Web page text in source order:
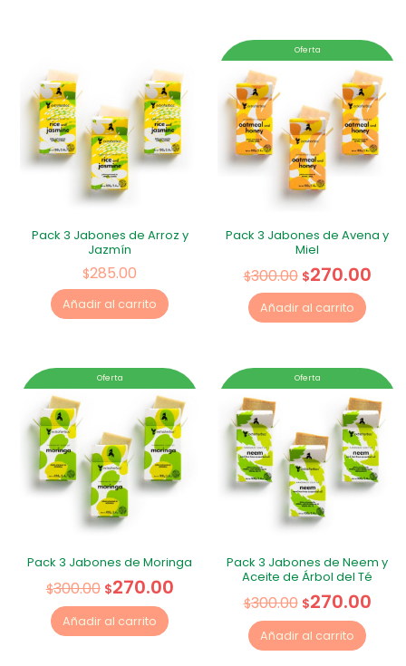
Pack 3 Jabones de Arroz y
Jazmín
$285.00
Añadir al carrito
Oferta
Pack 3 Jabones de Avena y
Miel
$300.00 $270.00
Añadir al carrito
Oferta
Pack 3 Jabones de Moringa
$300.00 $270.00
Añadir al carrito
Oferta
Pack 3 Jabones de Neem y
Aceite de Árbol del Té
$300.00 $270.00
Añadir al carrito